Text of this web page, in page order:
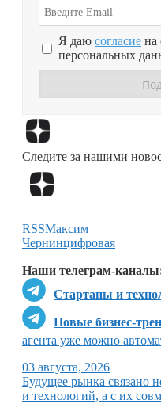
Я даю согласие на
персональных
Следите за нашими
Наши телеграм-
Стартапы и
Новые бизнес-
RSSМаксим
Чернинцифровая
агента уже можно
03 августа, 2026
Будущее рынка связано
и технологий, а с их